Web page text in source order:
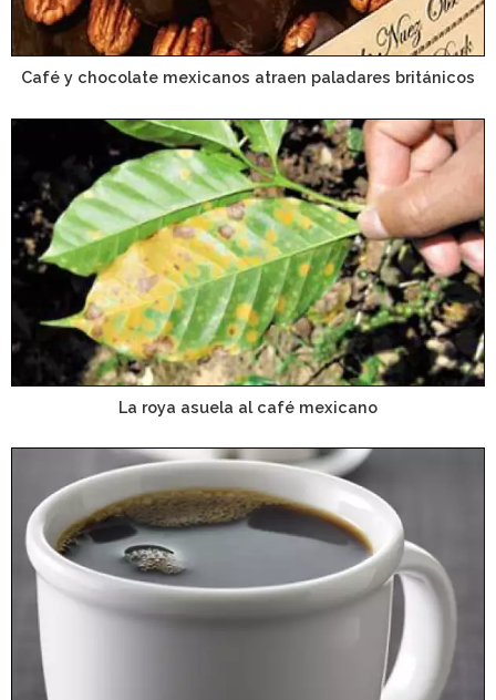
Café y chocolate mexicanos atraen paladares británicos
La roya asuela al café mexicano